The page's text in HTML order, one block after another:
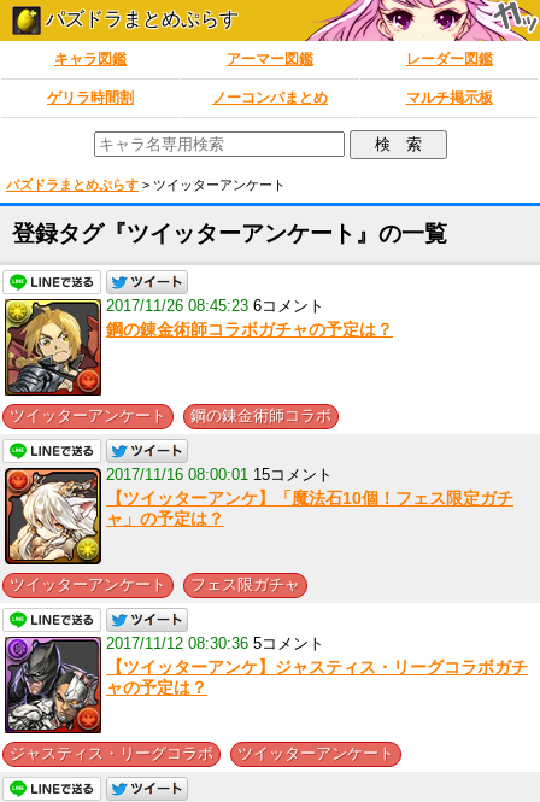
パズドラまとめぷらす
キャラ図鑑 アーマー図鑑 レーダー図鑑
ゲリラ時間割 ノーコンパまとめ マルチ掲示板
パズドラまとめぷらす > ツイッターアンケート
登録タグ『ツイッターアンケート』の一覧
2017/11/26 08:45:23 6コメント
鋼の錬金術師コラボガチャの予定は？
ツイッターアンケート 鋼の錬金術師コラボ
2017/11/16 08:00:01 15コメント
【ツイッターアンケ】「魔法石10個！フェス限定ガチ
ャ」の予定は？
ツイッターアンケート フェス限ガチャ
2017/11/12 08:30:36 5コメント
【ツイッターアンケ】ジャスティス・リーグコラボガチ
ャの予定は？
ジャスティス・リーグコラボ ツイッターアンケート